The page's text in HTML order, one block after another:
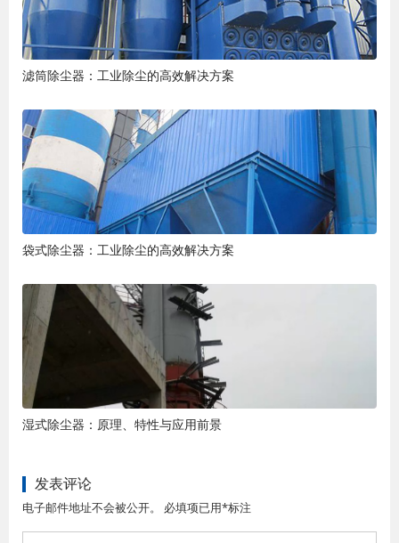
滤筒除尘器：工业除尘的高效解决方案
袋式除尘器：工业除尘的高效解决方案
湿式除尘器：原理、特性与应用前景
发表评论
电子邮件地址不会被公开。 必填项已用*标注